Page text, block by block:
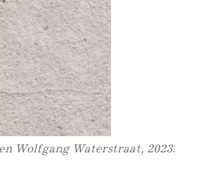
Wolfgang Waterstraat, 2023.